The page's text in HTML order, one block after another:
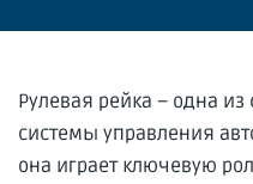
Рулевая рейка – одна
системы управления
она играет ключевую